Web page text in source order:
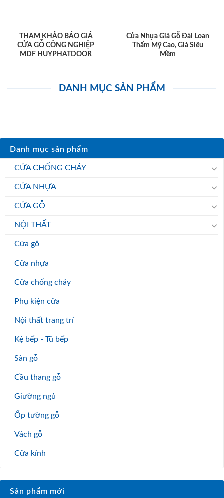
THAM KHẢO BÁO GIÁ
CỬA GỖ CÔNG NGHIỆP
MDF HUYPHATDOOR
Cửa Nhựa Giả Gỗ Đài Loan
Thẩm Mỹ Cao, Giá Siêu
Mềm
DANH MỤC SẢN PHẨM
Danh mục sản phẩm
CỬA CHỐNG CHÁY
CỬA NHỰA
CỬA GỖ
NỘI THẤT
Cửa gỗ
Cửa nhựa
Cửa chống cháy
Phụ kiện cửa
Nội thất trang trí
Kệ bếp - Tủ bếp
Sàn gỗ
Cầu thang gỗ
Giường ngủ
Ốp tường gỗ
Vách gỗ
Cửa kính
Sản phẩm mới